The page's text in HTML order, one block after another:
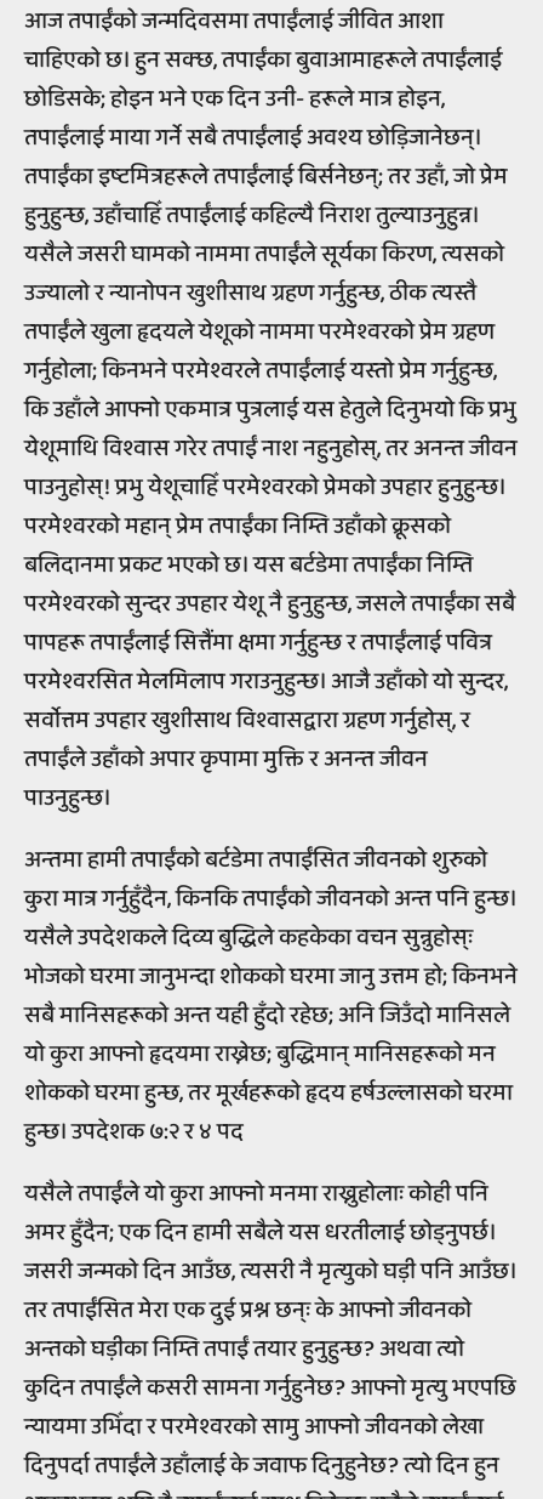
आज तपाईंको जन्मदिवसमा तपाईंलाई जीवित आशा
चाहिएको छ। हुन सक्छ, तपाईंका बुवाआमाहरूले तपाईंलाई
छोडिसके; होइन भने एक दिन उनी- हरूले मात्र होइन,
तपाईंलाई माया गर्ने सबै तपाईंलाई अवश्य छोड़िजानेछन्।
तपाईंका इष्टमित्रहरूले तपाईंलाई बिर्सनेछन्; तर उहाँ, जो प्रेम
हुनुहुन्छ, उहाँचाहिँ तपाईंलाई कहिल्यै निराश तुल्याउनुहुन्न।
यसैले जसरी घामको नाममा तपाईंले सूर्यका किरण, त्यसको
उज्यालो र न्यानोपन खुशीसाथ ग्रहण गर्नुहुन्छ, ठीक त्यस्तै
तपाईंले खुला हृदयले येशूको नाममा परमेश्वरको प्रेम ग्रहण
गर्नुहोला; किनभने परमेश्वरले तपाईंलाई यस्तो प्रेम गर्नुहुन्छ,
कि उहाँले आफ्नो एकमात्र पुत्रलाई यस हेतुले दिनुभयो कि प्रभु
येशूमाथि विश्वास गरेर तपाईं नाश नहुनुहोस्, तर अनन्त जीवन
पाउनुहोस्! प्रभु येशूचाहिँ परमेश्वरको प्रेमको उपहार हुनुहुन्छ।
परमेश्वरको महान् प्रेम तपाईंका निम्ति उहाँको क्रूसको
बलिदानमा प्रकट भएको छ। यस बर्टडेमा तपाईंका निम्ति
परमेश्वरको सुन्दर उपहार येशू नै हुनुहुन्छ, जसले तपाईंका सबै
पापहरू तपाईंलाई सित्तैंमा क्षमा गर्नुहुन्छ र तपाईंलाई पवित्र
परमेश्वरसित मेलमिलाप गराउनुहुन्छ। आजै उहाँको यो सुन्दर,
सर्वोत्तम उपहार खुशीसाथ विश्वासद्वारा ग्रहण गर्नुहोस्, र
तपाईंले उहाँको अपार कृपामा मुक्ति र अनन्त जीवन
पाउनुहुन्छ।
अन्तमा हामी तपाईंको बर्टडेमा तपाईंसित जीवनको शुरुको
कुरा मात्र गर्नुहुँदैन, किनकि तपाईंको जीवनको अन्त पनि हुन्छ।
यसैले उपदेशकले दिव्य बुद्धिले कहकेका वचन सुन्नुहोस्ः
भोजको घरमा जानुभन्दा शोकको घरमा जानु उत्तम हो; किनभने
सबै मानिसहरूको अन्त यही हुँदो रहेछ; अनि जिउँदो मानिसले
यो कुरा आफ्नो हृदयमा राख्नेछ; बुद्धिमान् मानिसहरूको मन
शोकको घरमा हुन्छ, तर मूर्खहरूको हृदय हर्षउल्लासको घरमा
हुन्छ। उपदेशक ७:२ र ४ पद
यसैले तपाईंले यो कुरा आफ्नो मनमा राख्नुहोलाः कोही पनि
अमर हुँदैन; एक दिन हामी सबैले यस धरतीलाई छोड्नुपर्छ।
जसरी जन्मको दिन आउँछ, त्यसरी नै मृत्युको घड़ी पनि आउँछ।
तर तपाईंसित मेरा एक दुई प्रश्न छन्ः के आफ्नो जीवनको
अन्तको घड़ीका निम्ति तपाईं तयार हुनुहुन्छ? अथवा त्यो
कुदिन तपाईंले कसरी सामना गर्नुहुनेछ? आफ्नो मृत्यु भएपछि
न्यायमा उभिँदा र परमेश्वरको सामु आफ्नो जीवनको लेखा
दिनुपर्दा तपाईंले उहाँलाई के जवाफ दिनुहुनेछ? त्यो दिन हुन